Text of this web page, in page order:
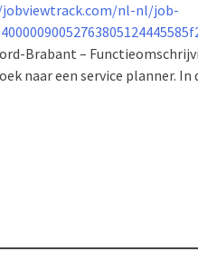
nl-nl/job-
Brabant –
naar een service planner. In